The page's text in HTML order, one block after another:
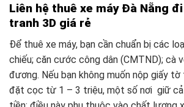
Liên hệ thuê xe máy Đà Nẵng
tranh 3D giá rẻ
Để thuê xe máy, bạn cần chuẩn bị các
chiếu; căn cước công dân (CMTND); cà
đương. Nếu bạn không muốn nộp giấy
đặt cọc từ 1 – 3 triệu, một số nơi giữ